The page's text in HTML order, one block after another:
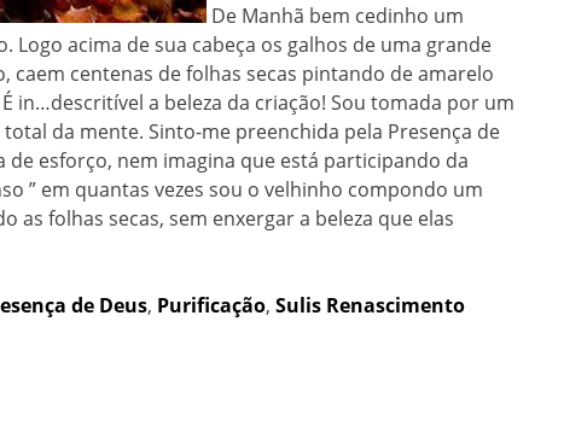
De Manhã bem cedinho um
acima de sua cabeça os galhos de uma grande
centenas de folhas secas pintando de amarelo
in…descritível a beleza da criação! Sou tomada por um
da mente. Sinto-me preenchida pela Presença de
esforço, nem imagina que está participando da
” em quantas vezes sou o velhinho compondo um
folhas secas, sem enxergar a beleza que elas
de Deus, Purificação, Sulis Renascimento